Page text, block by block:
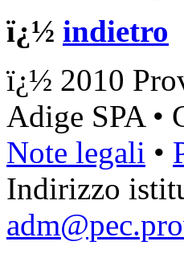
ï¿½ indietro
ï¿½ 2010
Adige SPA •
Note legali •
Indirizzo